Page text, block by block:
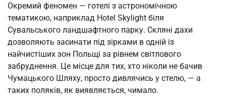
Окремий феномен — готелі з астрономічною
тематикою, наприклад Hotel Skylight біля
Сувальського ландшафтного парку. Скляні дахи
дозволяють засинати під зірками в одній із
найчистіших зон Польщі за рівнем світлового
забруднення. Це місце для тих, хто ніколи не бачив
Чумацького Шляху, просто дивлячись у стелю, — а
таких поляків, як виявляється, чимало.